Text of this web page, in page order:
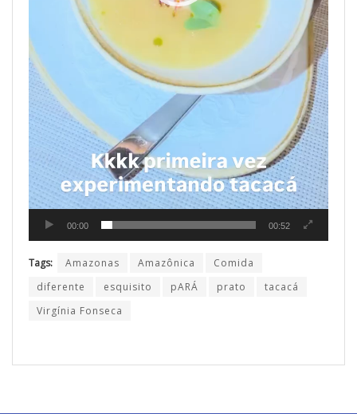
00:00 00:52
Tags: Amazonas Amazônica
Comida
diferente
esquisito pARÁ prato
tacacá
Virgínia Fonseca